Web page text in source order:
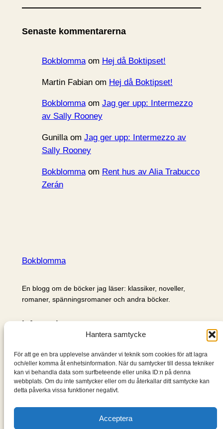
Hantera samtycke
För att ge en bra upplevelse använder vi teknik som cookies för att lagra
och/eller komma åt enhetsinformation. När du samtycker till dessa tekniker
kan vi behandla data som surfbeteende eller unika ID:n på denna
webbplats. Om du inte samtycker eller om du återkallar ditt samtycke kan
detta påverka vissa funktioner negativt.
Acceptera
k
v
Senaste kommentarerna
Bokblommaom Hej då Boktipset!
Martin Fabianom Hej då Boktipset!
Bokblommaom Jag ger upp: Intermezzo
av Sally Rooney
Gunillaom Jag ger upp: Intermezzo av
Sally Rooney
Bokblommaom Rent hus av Alia Trabucco
Zerán
Bokblomma
En blogg om de böcker jag läser: klassiker, noveller,
romaner, spänningsromaner och andra böcker.
Information
Om mig & om bloggen
S
ö
k